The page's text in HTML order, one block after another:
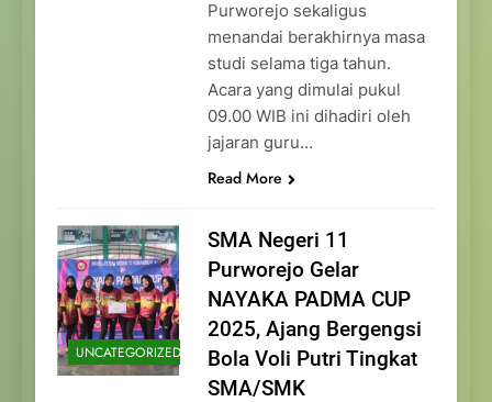
Purworejo sekaligus
menandai berakhirnya masa
studi selama tiga tahun.
Acara yang dimulai pukul
09.00 WIB ini dihadiri oleh
jajaran guru…
Read More
UNCATEGORIZED
SMA Negeri 11
Purworejo Gelar
NAYAKA PADMA CUP
2025, Ajang Bergengsi
Bola Voli Putri Tingkat
SMA/SMK